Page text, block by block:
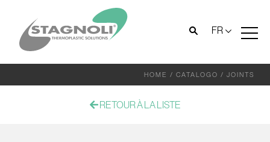
FR
HOME / CATALOGO / JOINTS
RETOUR À LA LISTE